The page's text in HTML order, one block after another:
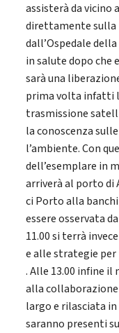
assisterà da vicino
direttamente sulla
dall’Ospedale
in salute dopo che
sarà una
prima volta infatti
trasmissione
la conoscenza
l’ambiente. Con
dell’esemplare in
arriverà al porto di
ci Porto alla
essere osservata
11.00 si terrà
e alle strategie
. Alle 13.00 infine
alla
largo e rilasciata in
saranno presenti